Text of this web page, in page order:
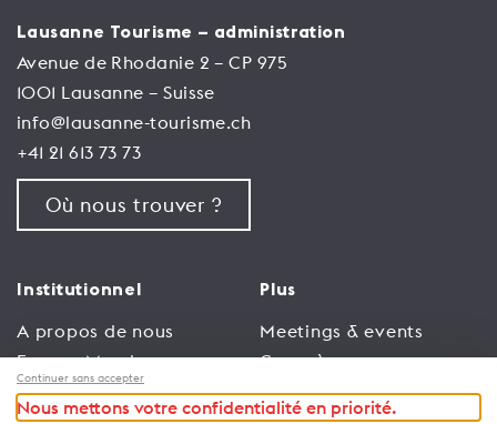
Lausanne Tourisme – administration
Avenue de Rhodanie 2 – CP 975
1001 Lausanne – Suisse
info@lausanne-tourisme.ch
+41 21 613 73 73
Où nous trouver ?
Institutionnel
A propos de nous
Espace Membres
Emploi
Plus
Meetings & events
Congrès
Trade
Continuer sans accepter
Nous mettons votre confidentialité en priorité.